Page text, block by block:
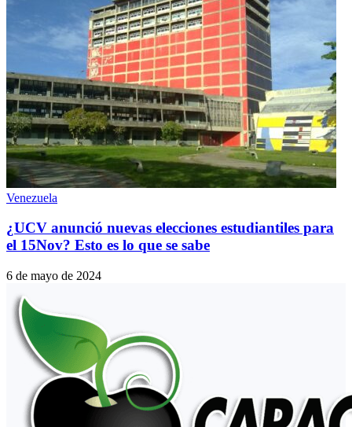
Venezuela
¿UCV anunció nuevas elecciones estudiantiles para
el 15Nov? Esto es lo que se sabe
6 de mayo de 2024